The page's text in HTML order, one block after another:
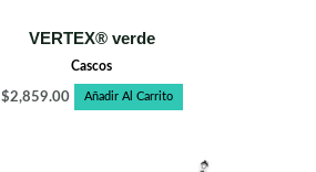
VERTEX® verde
Cascos
$2,859.00 Añadir Al Carrito